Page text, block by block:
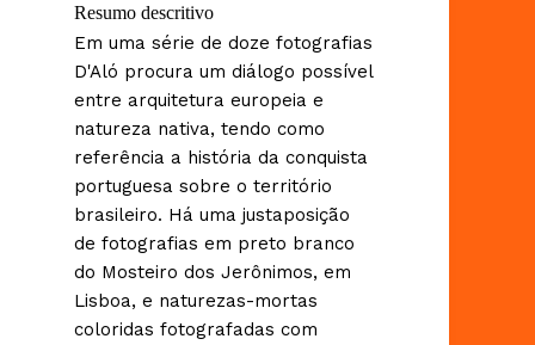
Resumo descritivo
Em uma série de doze fotografias
D'Aló procura um diálogo possível
entre arquitetura europeia e
natureza nativa, tendo como
referência a história da conquista
portuguesa sobre o território
brasileiro. Há uma justaposição
de fotografias em preto branco
do Mosteiro dos Jerônimos, em
Lisboa, e naturezas-mortas
coloridas fotografadas com